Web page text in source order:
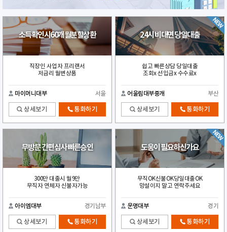
소득확인시60개월분할상환
직장인 사업자 프리랜서
저금리 월변상품
마이머니대부 서울
상세보기 통화하기
24시 비대면 당일대출
쉽고 빠른상담 당일대출
조회x 선입금x 수수료x
어울림대부중개 부산
상세보기 통화하기
무방문 간편심사 빠른승인
300만 대출시 월9만
무직자 연체자 신불자가능
아이엠대부 경기남부
상세보기 통화하기
도움이 필요하신가요
무직OK신불OK당일대출OK
망설이지 말고 연락주세요
운명대부 경기
상세보기 통화하기